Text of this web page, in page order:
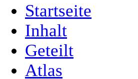
Startseite
Inhalt
Geteilt
Atlas